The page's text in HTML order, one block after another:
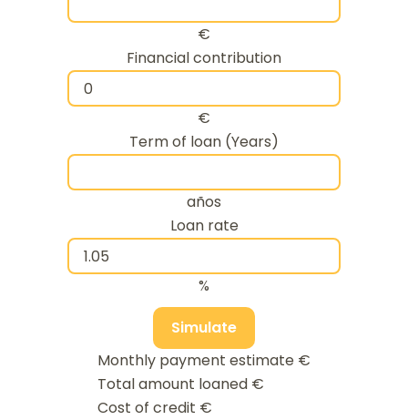
€
Financial contribution
€
Term of loan (Years)
años
Loan rate
%
Simulate
Monthly payment estimate €
Total amount loaned €
Cost of credit €